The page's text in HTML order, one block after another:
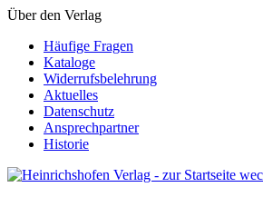
Über den Verlag
Häufige Fragen
Kataloge
Widerrufsbelehrung
Aktuelles
Datenschutz
Ansprechpartner
Historie